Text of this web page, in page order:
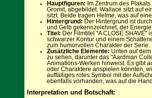
Hauptfiguren: Im Zentrum des
Gromit, abgebildet. Wallace sitzt auf
sitzt. Beide tragen Helme, was auf
Hintergrund: Der Hintergrund ist
und Gelb gekennzeichnet, der
Titel: Der Filmtitel "A CLOSE
schwarzer Kontur und einem
zum humorvollen Charakter der Serie.
Zusätzliche Elemente: Unten auf
zu sehen, darunter das "Aardman
Animations-Werken hinweist. Es gibt
oder Charaktere anspielen könnten,
auffälliges rotes Symbol mit der
ebenfalls vorhanden, was auf die
Interpretation und Botschaft: